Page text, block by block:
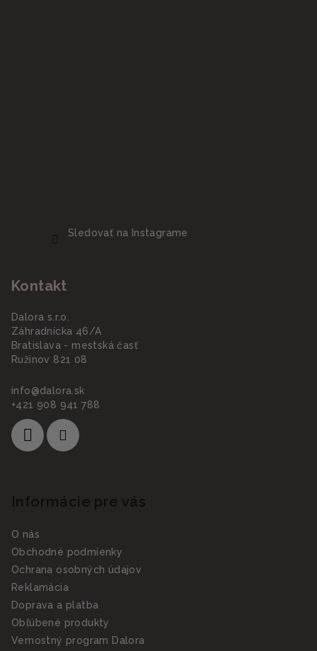
Sledovať na Instagrame
Kontakt
Dalora s.r.o.
Záhradnícka 46/A
Bratislava - mestská časť
Ružinov 821 08
info@dalora.sk
+421 908 941 788
Informácie pre vás
O nás
Obchodné podmienky
Ochrana osobných údajov
Reklamácia
Doprava a platba
Obľúbené produkty
Vernostný program Dalora